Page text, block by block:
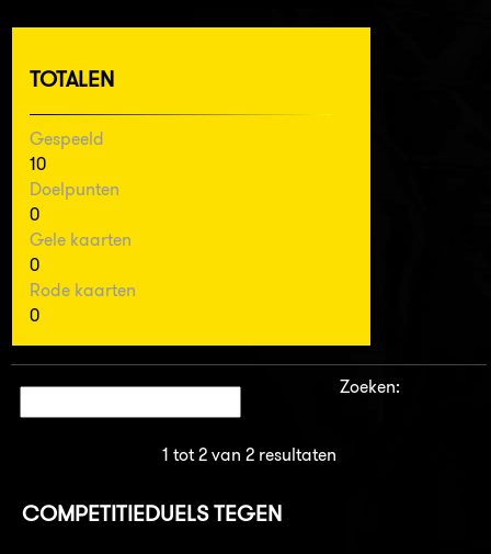
TOTALEN
Gespeeld
10
Doelpunten
0
Gele kaarten
0
Rode kaarten
0
Zoeken:
1 tot 2 van 2 resultaten
COMPETITIEDUELS TEGEN